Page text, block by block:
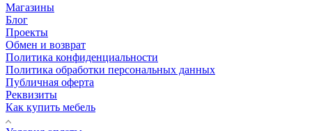
Магазины
Блог
Проекты
Обмен и возврат
Политика конфиденциальности
Политика обработки персональных данных
Публичная оферта
Реквизиты
Как купить мебель